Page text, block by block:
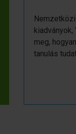
meg,
tanulás